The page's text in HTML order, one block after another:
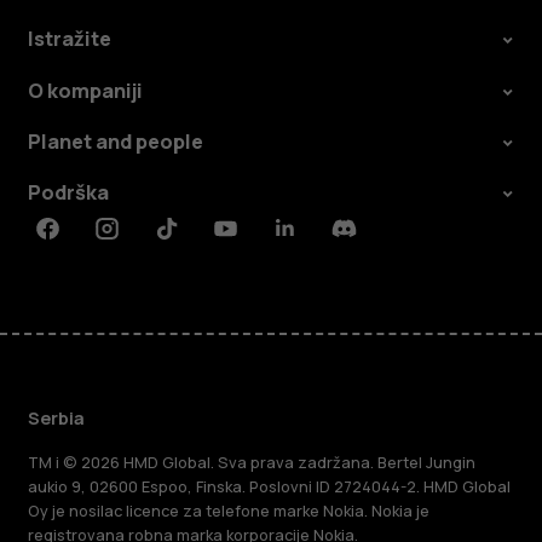
Istražite
O kompaniji
Planet and people
Podrška
FacebookInstagramTiktokYoutubeLinkedinDiscord
Serbia
TM i © 2026 HMD Global. Sva prava zadržana. Bertel Jungin
aukio 9, 02600 Espoo, Finska. Poslovni ID 2724044-2. HMD Global
Oy je nosilac licence za telefone marke Nokia. Nokia je
registrovana robna marka korporacije Nokia.